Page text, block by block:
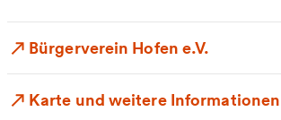
Bürgerverein Hofen e.V.
Karte und weitere Informationen